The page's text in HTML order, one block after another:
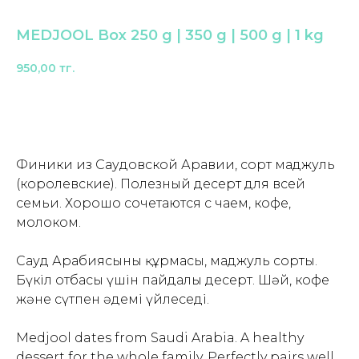
MEDJOOL Box 250 g | 350 g | 500 g | 1 kg
950,00 тг.
Финики из Саудовской Аравии, сорт маджуль
(королевские). Полезный десерт для всей
семьи. Хорошо сочетаются с чаем, кофе,
молоком.
Сауд Арабиясының құрмасы, маджуль сорты.
Бүкіл отбасы үшін пайдалы десерт. Шәй, кофе
және сүтпен әдемі үйлеседі.
Medjool dates from Saudi Arabia. A healthy